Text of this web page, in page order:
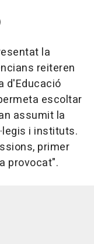
la
reiteren
d'Educació
escoltar
assumit la
i instituts.
primer
provocat".